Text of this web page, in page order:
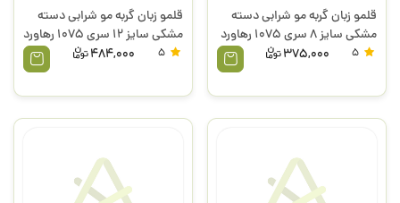
قلمو زبان گربه مو شرابی دسته
مشکی سایز 8 سری 1075 رهاورد
375,000
قلمو زبان گربه مو شرابی دسته
مشکی سایز 12 سری 1075 رهاورد
484,000